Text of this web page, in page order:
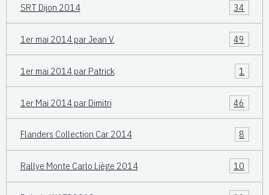
SRT Dijon 2014 34
1er mai 2014 par Jean V. 49
1er mai 2014 par Patrick 1
1er Mai 2014 par Dimitri 46
Flanders Collection Car 2014 8
Rallye Monte Carlo Liège 2014 10